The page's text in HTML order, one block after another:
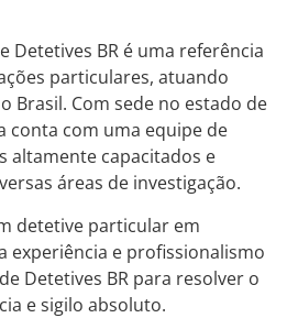
Detetives BR é uma referência
particulares, atuando
Brasil. Com sede no estado de
conta com uma equipe de
altamente capacitados e
áreas de investigação.
detetive particular em
experiência e profissionalismo
Detetives BR para resolver o
e sigilo absoluto.